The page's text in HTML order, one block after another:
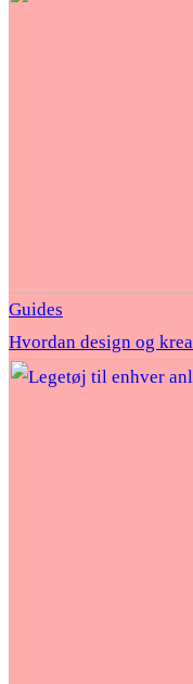
Guides
Hvordan design og